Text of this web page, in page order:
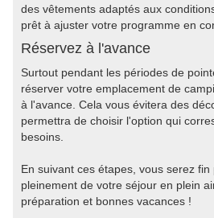
des vêtements adaptés aux
prêt à ajuster votre programme en
Réservez à l'avance
Surtout pendant les périodes de
réserver votre emplacement de
à l'avance. Cela vous évitera des
permettra de choisir l'option qui
besoins.
En suivant ces étapes, vous serez
pleinement de votre séjour en plein
préparation et bonnes vacances !